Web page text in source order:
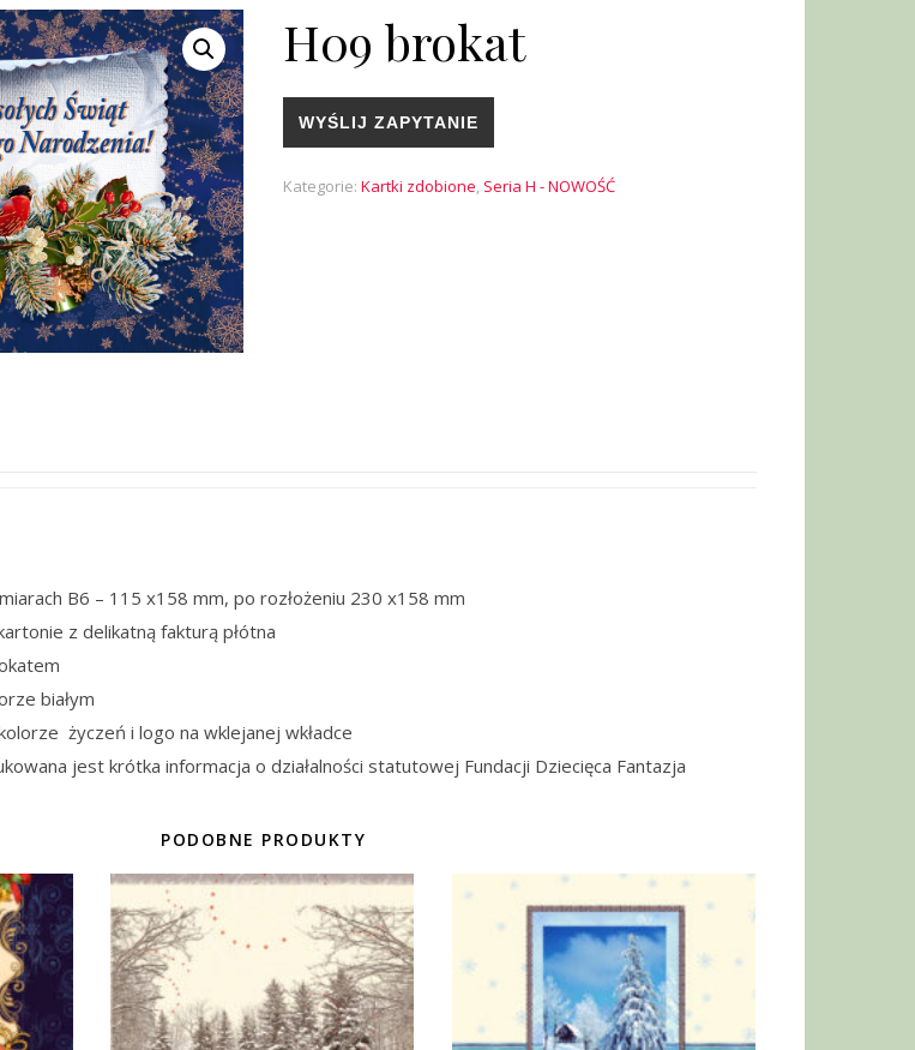
H09 brokat
WYŚLIJ ZAPYTANIE
Kategorie: Kartki zdobione, Seria H - NOWOŚĆ
B6 – 115 x158 mm, po rozłożeniu 230 x158 mm
z delikatną fakturą płótna
białym
życzeń i logo na wklejanej wkładce
jest krótka informacja o działalności statutowej Fundacji Dziecięca Fantazja
PODOBNE PRODUKTY